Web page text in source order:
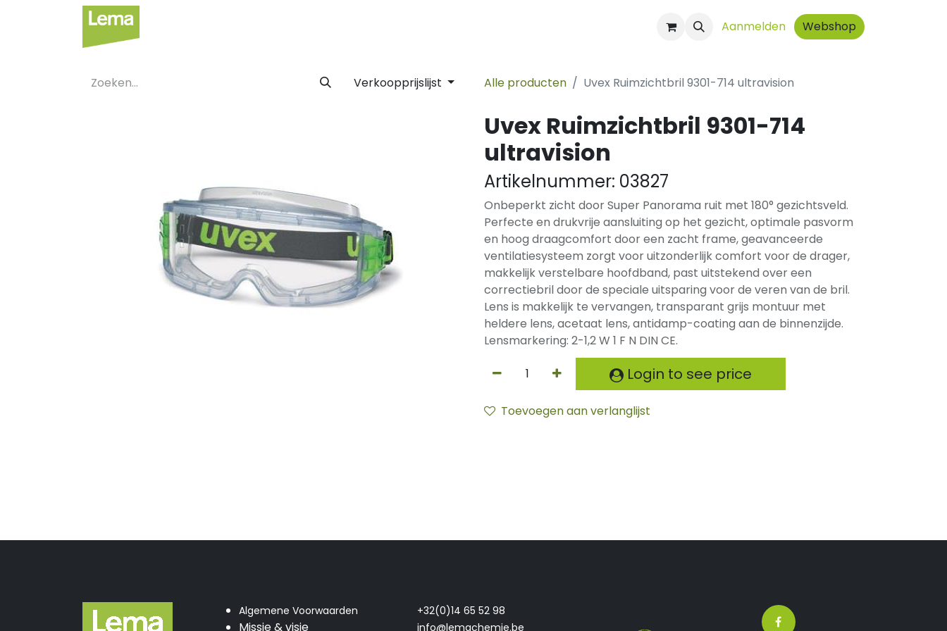
Aanmelden Webshop
Verkoopprijslijst Alle producten Uvex Ruimzichtbril 9301-714 ultravision
Uvex Ruimzichtbril 9301-714
ultravision
Artikelnummer: 03827
Onbeperkt zicht door Super Panorama ruit met 180° gezichtsveld.
Perfecte en drukvrije aansluiting op het gezicht, optimale pasvorm
en hoog draagcomfort door een zacht frame, geavanceerde
ventilatiesysteem zorgt voor uitzonderlijk comfort voor de drager,
makkelijk verstelbare hoofdband, past uitstekend over een
correctiebril door de speciale uitsparing voor de veren van de bril.
Lens is makkelijk te vervangen, transparant grijs montuur met
heldere lens, acetaat lens, antidamp-coating aan de binnenzijde.
Lensmarkering: 2-1,2 W 1 F N DIN CE.
Login to see price
Toevoegen aan verlanglijst
Algemene Voorwaarden
Missie & visie
+32(0)14 65 52 98
info@lemachemie.be